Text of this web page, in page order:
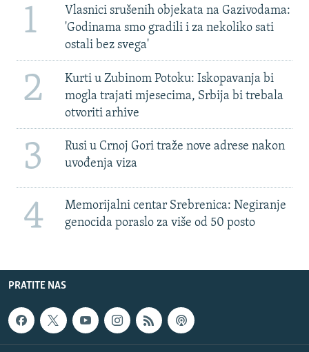
1
Vlasnici srušenih objekata na Gazivodama:
'Godinama smo gradili i za nekoliko sati
ostali bez svega'
2
Kurti u Zubinom Potoku: Iskopavanja bi
mogla trajati mjesecima, Srbija bi trebala
otvoriti arhive
3
Rusi u Crnoj Gori traže nove adrese nakon
uvođenja viza
4
Memorijalni centar Srebrenica: Negiranje
genocida poraslo za više od 50 posto
PRATITE NAS